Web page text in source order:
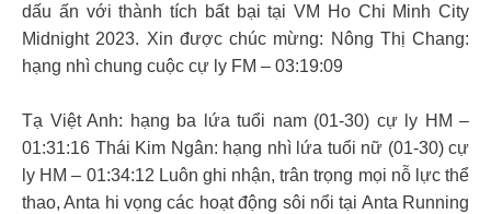
dấu ấn với thành tích bất bại tại VM Ho Chi Minh City
Midnight 2023. Xin được chúc mừng: Nông Thị Chang:
hạng nhì chung cuộc cự ly FM – 03:19:09
Tạ Việt Anh: hạng ba lứa tuổi nam (01-30) cự ly HM –
01:31:16 Thái Kim Ngân: hạng nhì lứa tuổi nữ (01-30) cự
ly HM – 01:34:12 Luôn ghi nhận, trân trọng mọi nỗ lực thể
thao, Anta hi vọng các hoạt động sôi nổi tại Anta Running